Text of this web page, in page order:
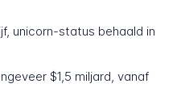
unicorn-status behaald in
$1,5 miljard, vanaf